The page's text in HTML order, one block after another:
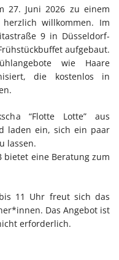
27. Juni 2026 zu einem
herzlich willkommen. Im
9 in Düsseldorf-
aufgebaut.
wie Haare
die kostenlos in
“Flotte Lotte” aus
laden ein, sich ein paar
lassen.
bietet eine Beratung zum
11 Uhr freut sich das
Das Angebot ist
erforderlich.